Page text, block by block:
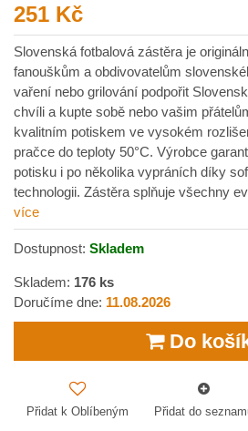
251 Kč
Slovenská fotbalová zástěra je
fanouškům a obdivovatelům
vaření nebo grilování podpořit
chvíli a kupte sobě nebo vašim
kvalitním potiskem ve vysokém
pračce do teploty 50°C. Výrobce
potisku i po několika vypráních díky
technologii. Zástěra splňuje všechny
více
Dostupnost: Skladem
Skladem: 176 ks
Doručíme dne: 11.08.2026
Do
Přidat k Oblíbeným Přidat do